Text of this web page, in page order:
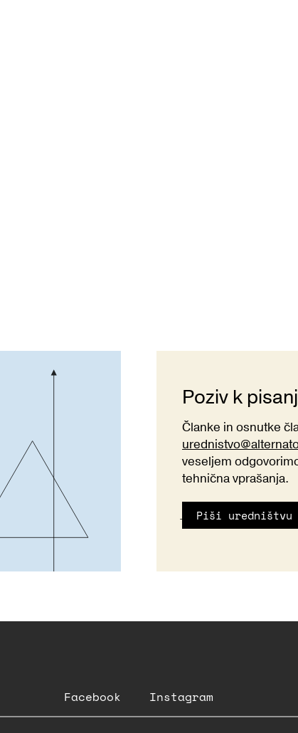
Poziv k
Članke in osnutke
veseljem
tehnična vprašanja.
Piši uredništvu
Facebook Instagram